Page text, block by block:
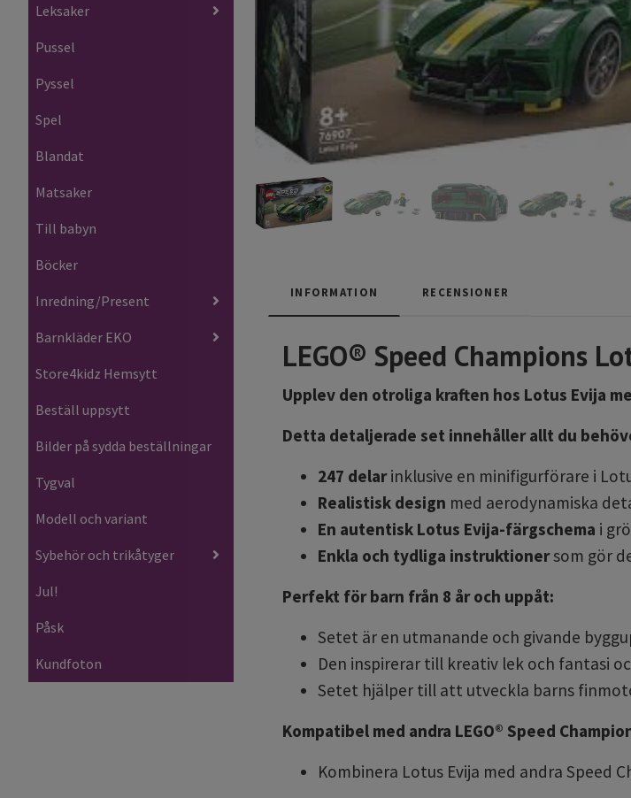
Leksaker
Pussel
Pyssel
Spel
Blandat
Matsaker
Till babyn
Böcker
Inredning/Present
Barnkläder EKO
Store4kidz Hemsytt
Beställ uppsytt
Bilder på sydda beställningar
Tygval
Modell och variant
Sybehör och trikåtyger
Jul!
Påsk
Kundfoton
INFORMATION RECENSIONER
LEGO® Speed Champions
Upplev den otroliga kraften hos Lotus Evija
Detta detaljerade set innehåller allt du
247 delar inklusive en minifigurförare i
Realistisk design med aerodynamiska
En autentisk Lotus Evija-färgschema i
Enkla och tydliga instruktionersom gör
Perfekt för barn från 8 år och uppåt:
Setet är en utmanande och givande
Den inspirerar till kreativ lek och fantasi
Setet hjälper till att utveckla barns
Kompatibel med andra LEGO® Speed
Kombinera Lotus Evija med andra Speed